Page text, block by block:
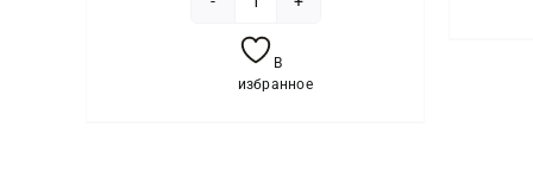
товара
Фольгированный
В
избранное